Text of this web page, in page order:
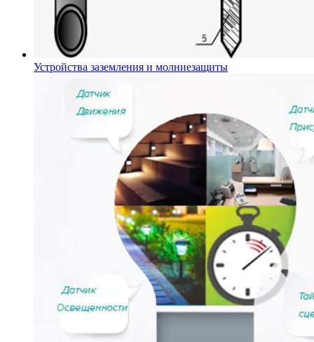
Устройства заземления и молниезащиты